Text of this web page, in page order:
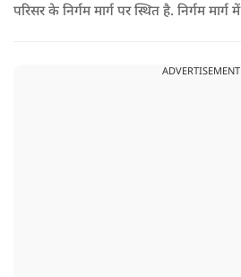
परिसर के निर्गम मार्ग पर स्थित है. निर्गम
ADVERTISEMENT